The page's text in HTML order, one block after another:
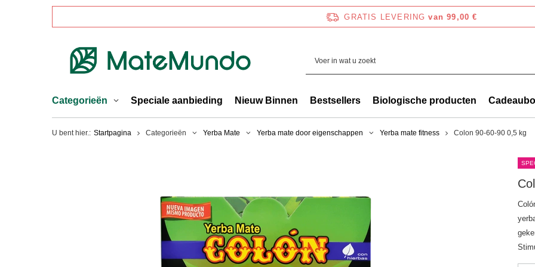
GRATIS LEVERING van 99,00 €
Categorieën Speciale aanbieding Nieuw Binnen Bestsellers Biologische producten
U bent hier.: Startpagina Categorieën Yerba Mate Yerba mate door eigenschappen Yerba mate fitness Colon 90-60-90 0,5 kg